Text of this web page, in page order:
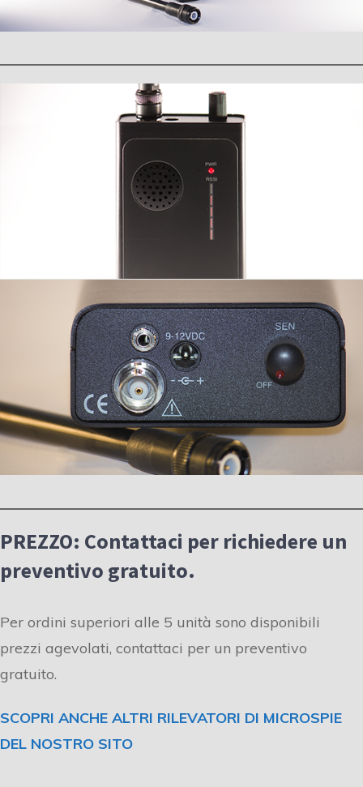
PREZZO: Contattaci per richiedere un
preventivo gratuito.
Per ordini superiori alle 5 unità sono disponibili
prezzi agevolati, contattaci per un preventivo
gratuito.
SCOPRI ANCHE ALTRI RILEVATORI DI MICROSPIE
DEL NOSTRO SITO